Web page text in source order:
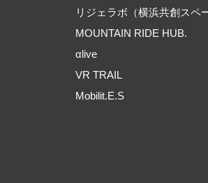
リジェラボ（横浜共創スペ
MOUNTAIN RIDE HUB.
αlive
VR TRAIL
Mobilit.E.S